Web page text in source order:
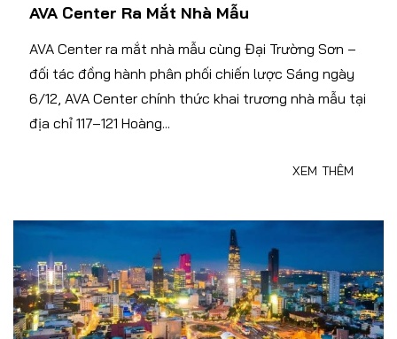
AVA Center Ra Mắt Nhà Mẫu
AVA Center ra mắt nhà mẫu cùng Đại Trường Sơn –
đối tác đồng hành phân phối chiến lược Sáng ngày
6/12, AVA Center chính thức khai trương nhà mẫu tại
địa chỉ 117–121 Hoàng...
XEM THÊM